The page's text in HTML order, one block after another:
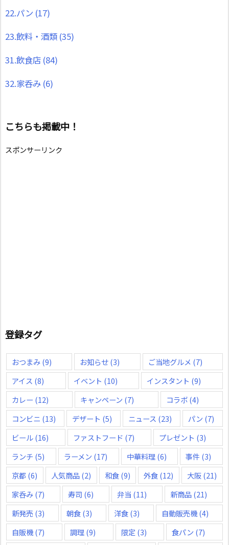
22.パン (17)
23.飲料・酒類 (35)
31.飲食店 (84)
32.家呑み (6)
こちらも掲載中！
スポンサーリンク
登録タグ
おつまみ(9) お知らせ(3) ご当地グルメ (7)
アイス (8) イベント (10) インスタント (9)
カレー (12) キャンペーン (7) コラボ(4)
コンビニ (13) デザート (5) ニュース (23) パン (7)
ビール(16) ファストフード (7) プレゼント (3)
ランチ (5) ラーメン (17) 中華料理(6) 事件 (3)
京都 (6) 人気商品(2) 和食(9) 外食(12) 大阪(21)
家呑み(7) 寿司 (6) 弁当 (11) 新商品(21)
新発売 (3) 朝食(3) 洋食(3) 自動販売機(4)
自販機(7) 調理(9) 限定 (3) 食パン (7)